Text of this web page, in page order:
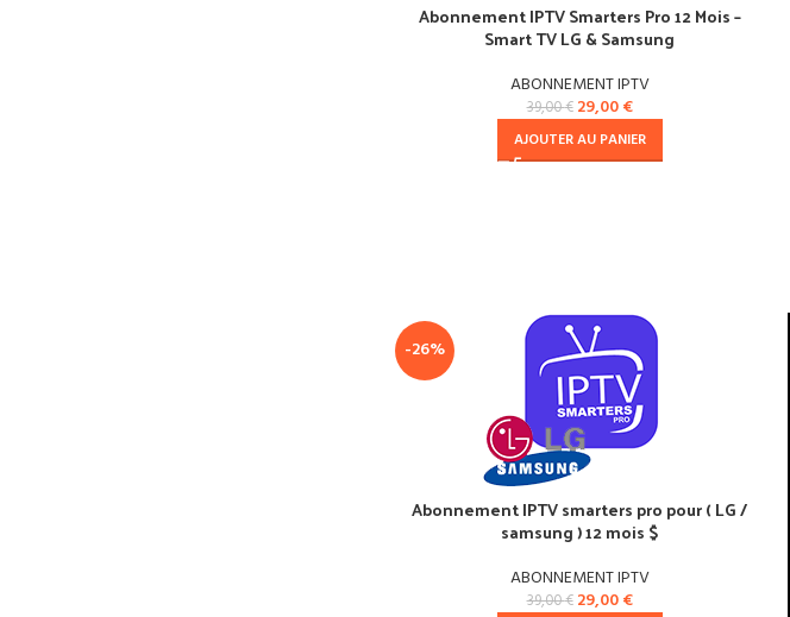
Abonnement IPTV Smarters Pro 12 Mois –
Smart TV LG & Samsung
ABONNEMENT IPTV
39,00€ 29,00€
AJOUTER AU PANIER
-26%
Abonnement IPTV smarters pro pour ( LG /
samsung ) 12 mois $
ABONNEMENT IPTV
39,00€ 29,00€